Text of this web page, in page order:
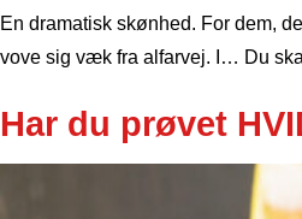
En dramatisk skønhed. For dem,
vove sig væk fra alfarvej. I… Du
Har du prøvet